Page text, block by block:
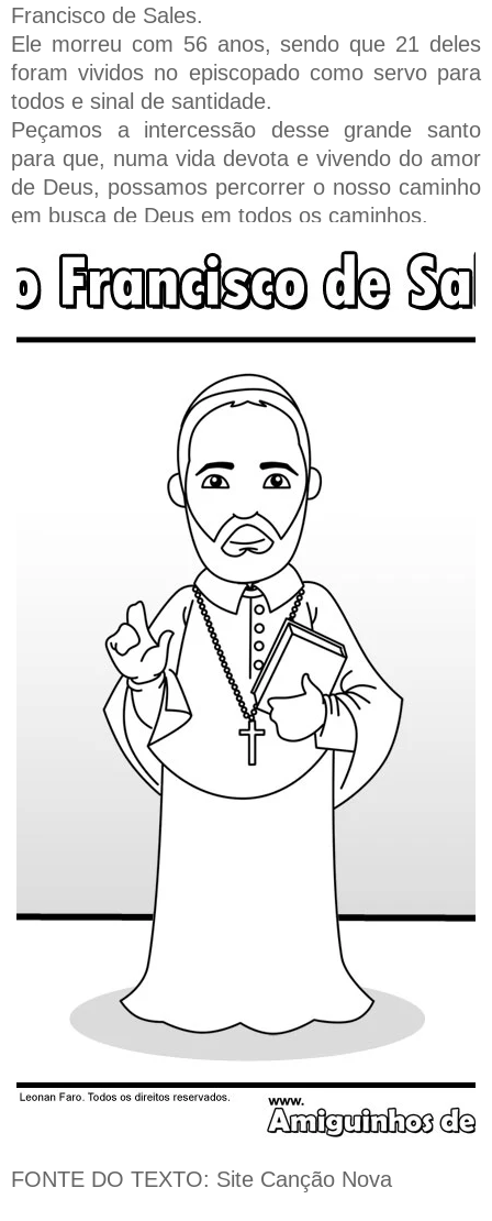
Francisco de Sales.
Ele morreu com 56 anos, sendo que 21 deles
foram vividos no episcopado como servo para
todos e sinal de santidade.
Peçamos a intercessão desse grande santo
para que, numa vida devota e vivendo do amor
de Deus, possamos percorrer o nosso caminho
em busca de Deus em todos os caminhos.
FONTE DO TEXTO: Site Canção Nova